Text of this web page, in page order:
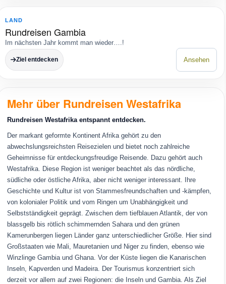
LAND
Rundreisen Gambia
Im nächsten Jahr kommt man wieder….!
Ziel entdecken Ansehen
Mehr über Rundreisen Westafrika
Rundreisen Westafrika entspannt entdecken.
Der markant geformte Kontinent Afrika gehört zu den
abwechslungsreichsten Reisezielen und bietet noch zahlreiche
Geheimnisse für entdeckungsfreudige Reisende. Dazu gehört auch
Westafrika. Diese Region ist weniger beachtet als das nördliche,
südliche oder östliche Afrika, aber nicht weniger interessant. Ihre
Geschichte und Kultur ist von Stammesfreundschaften und -kämpfen,
von kolonialer Politik und vom Ringen um Unabhängigkeit und
Selbstständigkeit geprägt. Zwischen dem tiefblauen Atlantik, der von
blassgelb bis rötlich schimmernden Sahara und den grünen
Kamerunbergen liegen Länder ganz unterschiedlicher Größe. Hier sind
Großstaaten wie Mali, Mauretanien und Niger zu finden, ebenso wie
Winzlinge Gambia und Ghana. Vor der Küste liegen die Kanarischen
Inseln, Kapverden und Madeira. Der Tourismus konzentriert sich
derzeit vor allem auf zwei Regionen: die Inseln und Gambia. Als Ziel